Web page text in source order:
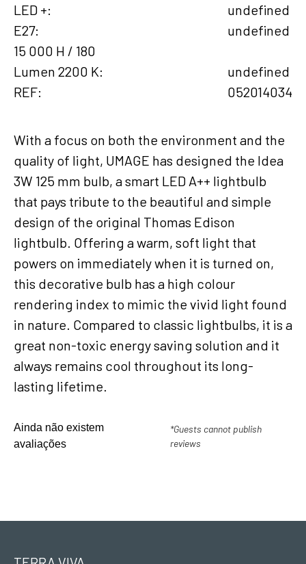
LED +
undefined
E27
undefined
15 000 H / 180
Lumen 2200 K
undefined
REF
052014034
With a focus on both the environment and the
quality of light, UMAGE has designed the Idea
3W 125 mm bulb, a smart LED A++ lightbulb
that pays tribute to the beautiful and simple
design of the original Thomas Edison
lightbulb. Offering a warm, soft light that
powers on immediately when it is turned on,
this decorative bulb has a high colour
rendering index to mimic the vivid light found
in nature. Compared to classic lightbulbs, it is a
great non-toxic energy saving solution and it
always remains cool throughout its long-
lasting lifetime.
Ainda não existem
avaliações
*Guests cannot publish
reviews